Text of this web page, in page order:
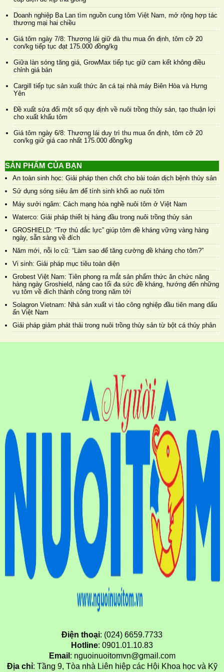
Doanh nghiệp Ba Lan tìm nguồn cung tôm Việt Nam, mở rộng hợp tác
thương mại hai chiều
Giá tôm ngày 7/8: Thương lái giữ đà thu mua ổn định, tôm cỡ 20
con/kg tiếp tục đạt 175.000 đồng/kg
Giữa làn sóng tăng giá, GrowMax tiếp tục giữ cam kết không điều
chỉnh giá bán
Cargill tiếp tục sản xuất thức ăn cá tại nhà máy Biên Hòa và Hưng
Yên
Đề xuất sửa đổi một số quy định về nuôi trồng thủy sản, tạo thuận lợi
cho xuất khẩu tôm
Giá tôm ngày 6/8: Thương lái duy trì thu mua ổn định, tôm cỡ 20
con/kg giữ giá cao nhất 175.000 đồng/kg
SẢN PHẨM CỦA BẠN
An toàn sinh học: Giải pháp then chốt cho bài toán dịch bệnh thủy sản
Sử dụng sóng siêu âm để tính sinh khối ao nuôi tôm
Máy sưởi ngâm: Cách mạng hóa nghề nuôi tôm ở Việt Nam
Waterco: Giải pháp thiết bị hàng đầu trong nuôi trồng thủy sản
GROSHIELD: “Trợ thủ đắc lực” giúp tôm đề kháng vững vàng hàng
ngày, sẵn sàng về đích
Năm mới, nỗi lo cũ: “Làm sao để tăng cường đề kháng cho tôm?”
Vi sinh: Giải pháp mục tiêu toàn diện
Grobest Việt Nam: Tiên phong ra mắt sản phẩm thức ăn chức năng
hàng ngày Groshield, nâng cao tối đa sức đề kháng, hướng đến những
vụ tôm về đích thành công trong năm tới
Solagron Vietnam: Nhà sản xuất vi tảo công nghiệp đầu tiên mang dấu
ấn Việt Nam
Giải pháp giảm phát thải trong nuôi trồng thủy sản từ bột cá thủy phân
Điện thoại: (024) 6659.7733
Hotline: 0901.01.10.83
Email : nguoinuoitomvn@gmail.com
Địa chỉ: Tầng 9, Tòa nhà Liên hiệp các Hội Khoa học và Kỹ